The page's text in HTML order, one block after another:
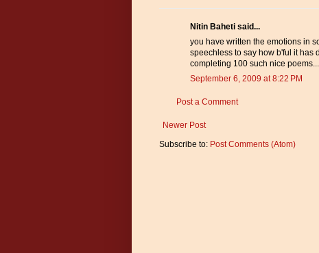
Nitin Baheti said...
you have written the emotions in
speechless to say how b'ful it has
completing 100 such nice
September 6, 2009 at 8:22 PM
Post a Comment
Newer Post
Subscribe to: Post Comments (Atom)